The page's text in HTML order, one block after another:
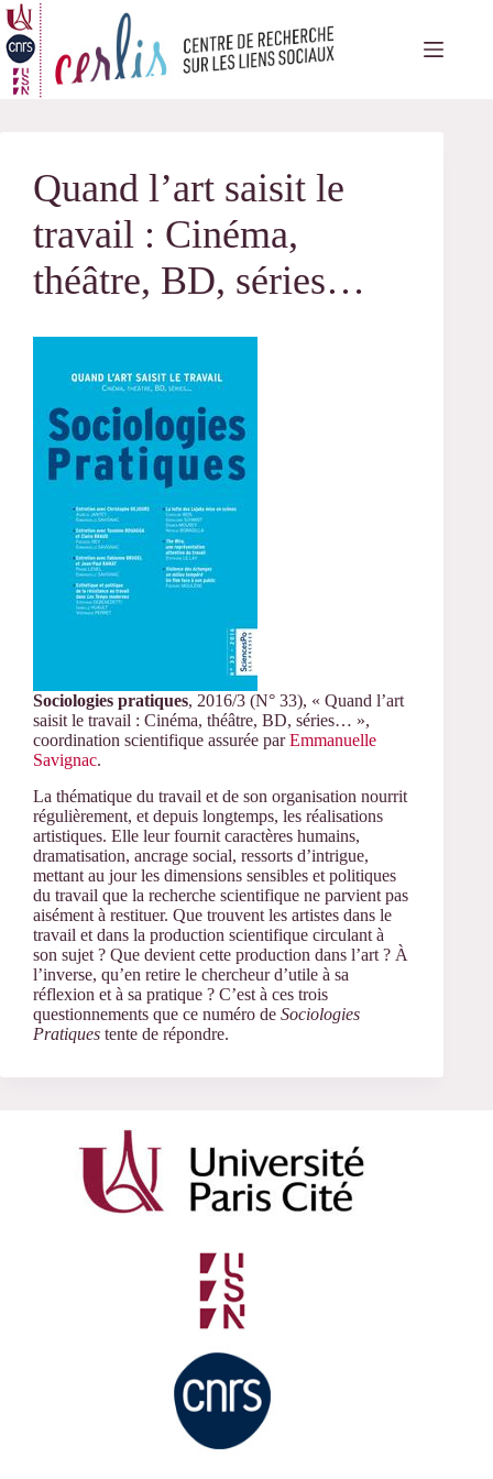
Passer
au
contenu
Quand l’art saisit le
travail : Cinéma,
théâtre, BD, séries…
Sociologies pratiques, 2016/3 (N° 33), « Quand l’art
saisit le travail : Cinéma, théâtre, BD, séries… »,
coordination scientifique assurée parEmmanuelle
Savignac.
La thématique du travail et de son organisation nourrit
régulièrement, et depuis longtemps, les réalisations
artistiques. Elle leur fournit caractères humains,
dramatisation, ancrage social, ressorts d’intrigue,
mettant au jour les dimensions sensibles et politiques
du travail que la recherche scientifique ne parvient pas
aisément à restituer. Que trouvent les artistes dans le
travail et dans la production scientifique circulant à
son sujet ? Que devient cette production dans l’art ? À
l’inverse, qu’en retire le chercheur d’utile à sa
réflexion et à sa pratique ? C’est à ces trois
questionnements que ce numéro de Sociologies
Pratiques tente de répondre.